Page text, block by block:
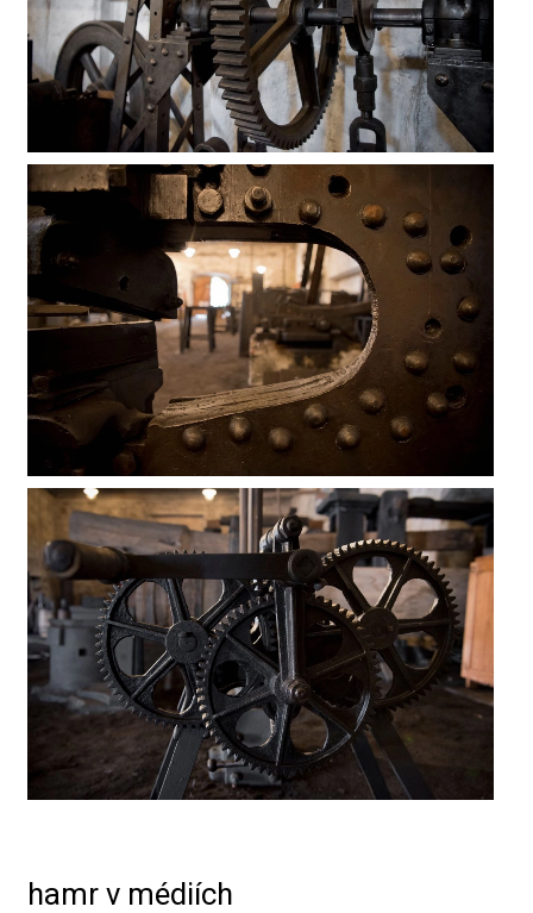
hamr v médiích